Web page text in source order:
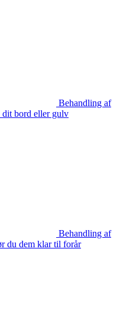
Behandling af
dit bord eller gulv
Behandling af
du dem klar til forår